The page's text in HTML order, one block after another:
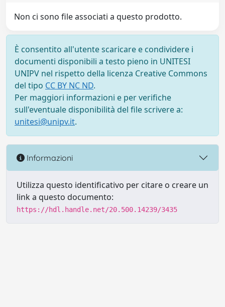
Non ci sono file associati a questo prodotto.
È consentito all'utente scaricare e condividere i
documenti disponibili a testo pieno in UNITESI
UNIPV nel rispetto della licenza Creative Commons
del tipo CC BY NC ND.
Per maggiori informazioni e per verifiche
sull'eventuale disponibilità del file scrivere a:
unitesi@unipv.it.
Informazioni
Utilizza questo identificativo per citare o creare un
link a questo documento:
https://hdl.handle.net/20.500.14239/3435